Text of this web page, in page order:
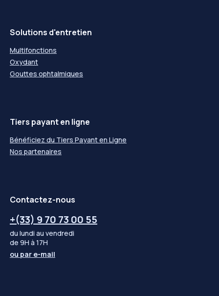
Solutions d'entretien
Multifonctions
Oxydant
Gouttes ophtalmiques
Tiers payant en ligne
Bénéficiez du Tiers Payant en Ligne
Nos partenaires
Contactez-nous
+(33) 9 70 73 00 55
du lundi au vendredi
de 9H à 17H
ou par e-mail